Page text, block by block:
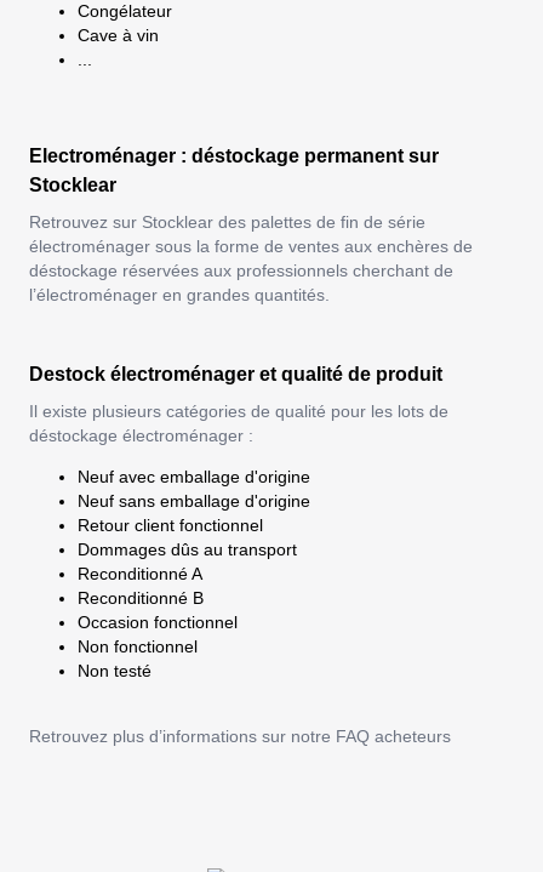
Congélateur
Cave à vin
...
Electroménager : déstockage permanent sur
Stocklear
Retrouvez sur Stocklear des palettes de fin de série
électroménager sous la forme de ventes aux enchères de
déstockage réservées aux professionnels cherchant de
l’électroménager en grandes quantités.
Destock électroménager et qualité de produit
Il existe plusieurs catégories de qualité pour les lots de
déstockage électroménager :
Neuf avec emballage d'origine
Neuf sans emballage d'origine
Retour client fonctionnel
Dommages dûs au transport
Reconditionné A
Reconditionné B
Occasion fonctionnel
Non fonctionnel
Non testé
Retrouvez plus d’informations sur notre FAQ acheteurs